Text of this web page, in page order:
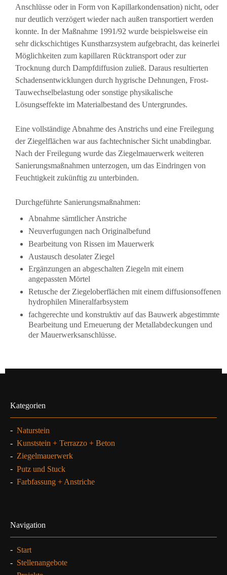
Anschlüsse oder in Form von Kapillarkondensation) nicht, oder
nur deutlich verzögert wieder nach außen transportiert werden
konnte. In der Maßnahme 1991/92 wurde beispielsweise ein
sehr dickschichtiges Kunstharzsystem aufgebracht, das keinerlei
Möglichkeiten zum kapillaren Rücktransport oder zur
Trocknung durch Dampfdiffusion zuließ. Daraus resultierten
Schadensentwicklungen durch hygrische Dehnungen, Frost-
Tauwechselbelastung oder sonstige physikalische
Lösungseffekte im Materialbestand des Untergrundes.
Eine vollständige Abnahme des Anstrichs und eine Freilegung
der Ziegelflächen war aus fachtechnischer Sicht unabdingbar.
Nach der Freilegung wurde das Ziegelmauerwerk weiteren
Sanierungsmaßnahmen unterzogen, um das Eindringen von
Feuchtigkeit zukünftig zu unterbinden.
Durchgeführte Sanierungsmaßnahmen:
Abnahme sämtlicher Anstriche
Neuverfugungen nach Originalbefund
Bearbeitung von Rissen im Mauerwerk
Austausch desolater Ziegel
Ergänzungen an abgeschalten Ziegeln mit einem
angepassten Mörtel
Retusche der Ziegeloberflächen mit einem diffusionsoffenen
hydrophilen Mineralfarbsystem
fachgerechte und konstruktiv auf das Bauwerk abgestimmte
Bearbeitung und Erneuerung der Metallabdeckungen und
der Mauerwerksanschlüsse.
Kategorien
- Naturstein
- Kunststein + Terrazzo + Beton
- Ziegelmauerwerk
- Putz und Stuck
- Farbfassung + Anstriche
Navigation
- Start
- Stellenangebote